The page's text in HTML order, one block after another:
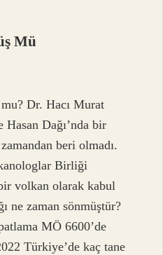
Mü
Dr. Hacı Murat
Hasan Dağı’nda bir
beri olmadı.
Birliği
volkan olarak kabul
ne zaman sönmüştür?
MÖ 6600’de
Türkiye’de kaç tane